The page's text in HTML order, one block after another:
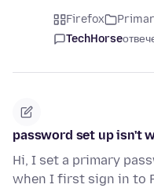
Firefox
TechHorse
password set up isn't
Hi, I set a primary
when I first sign in to